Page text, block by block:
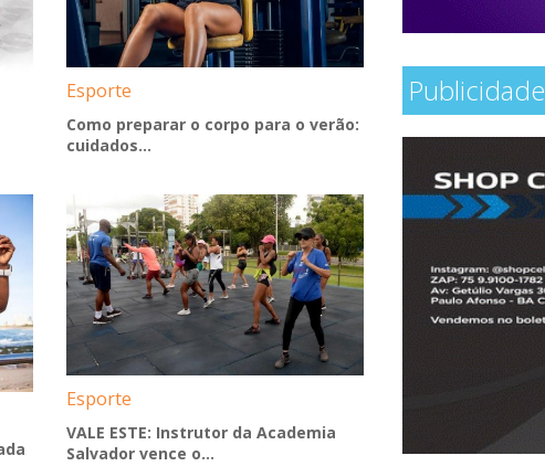
Esporte
Como preparar o corpo para o verão:
cuidados...
Esporte
VALE ESTE: Instrutor da Academia
Salvador vence o...
Publicidade